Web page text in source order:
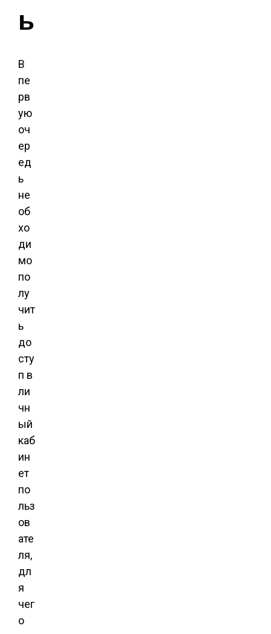
ы
В
пе
рв
ую
оч
ер
ед
ь
не
об
хо
ди
мо
по
лу
чит
ь
до
сту
п в
ли
чн
ый
каб
ин
ет
по
льз
ов
ате
ля,
дл
я
чег
о